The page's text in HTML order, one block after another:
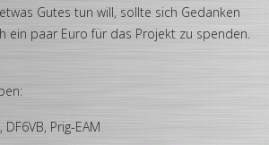
Gutes tun will, sollte sich Gedanken
ein paar Euro für das Projekt zu spenden.
DF6VB, Prig-EAM